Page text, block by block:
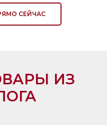
СЕЙЧАС
ИЗ